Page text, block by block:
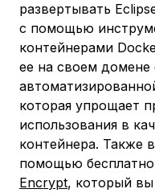
развертывать
с помощью
контейнерами
ее на своем
которая упрощает
использования в
контейнера. Также
помощью
Encrypt, который вы